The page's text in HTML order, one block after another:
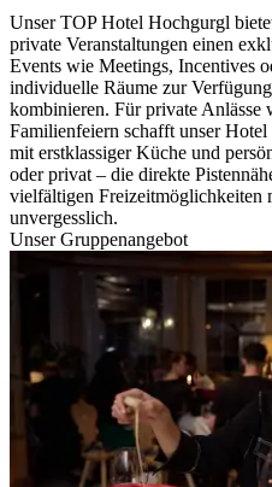
Unser TOP Hotel Hochgurgl
private Veranstaltungen einen
Events wie Meetings, Incentives
individuelle Räume zur
kombinieren. Für private Anlässe
Familienfeiern schafft unser
mit erstklassiger Küche und
oder privat – die direkte
vielfältigen Freizeitmöglichkeiten
unvergesslich.
Unser Gruppenangebot